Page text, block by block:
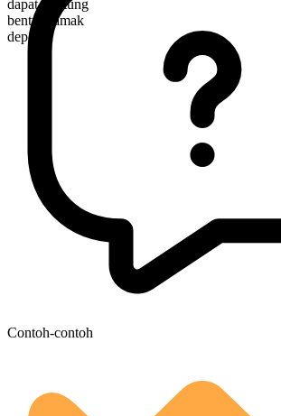
dapat dihitung
bentuk jamak
depots
Contoh-contoh